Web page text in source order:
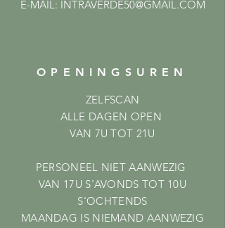
E-MAIL: INTRAVERDE50@GMAIL.COM
OPENINGSUREN
ZELFSCAN
ALLE DAGEN OPEN
VAN 7U TOT 21U
PERSONEEL NIET AANWEZIG
VAN 17U S'AVONDS TOT 10U
S'OCHTENDS
MAANDAG IS NIEMAND AANWEZIG